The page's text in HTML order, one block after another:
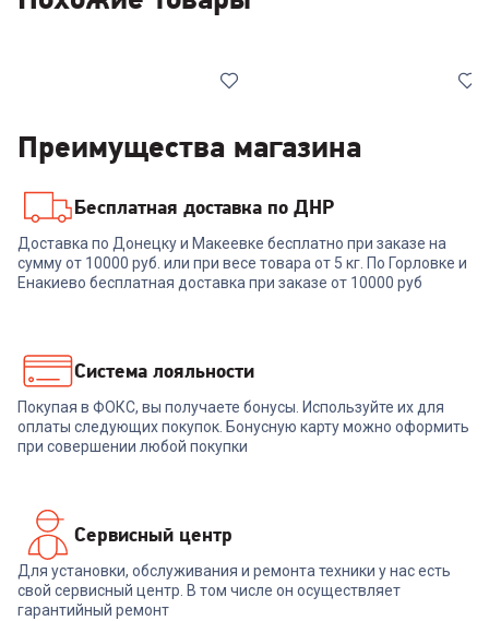
Мультипекарь REDMOND
RMB-616/3
5 499₽
В корзину
Электрогриль ARESA AR-
1002
В корзину
Преимущества магазина
Бесплатная доставка по ДНР
Доставка по Донецку и Макеевке бесплатно при заказе на
сумму от 10000 руб. или при весе товара от 5 кг. По Горловке и
Енакиево бесплатная доставка при заказе от 10000 руб
Система лояльности
Покупая в ФОКС, вы получаете бонусы. Используйте их для
оплаты следующих покупок. Бонусную карту можно оформить
при совершении любой покупки
Сервисный центр
Для установки, обслуживания и ремонта техники у нас есть
свой сервисный центр. В том числе он осуществляет
гарантийный ремонт